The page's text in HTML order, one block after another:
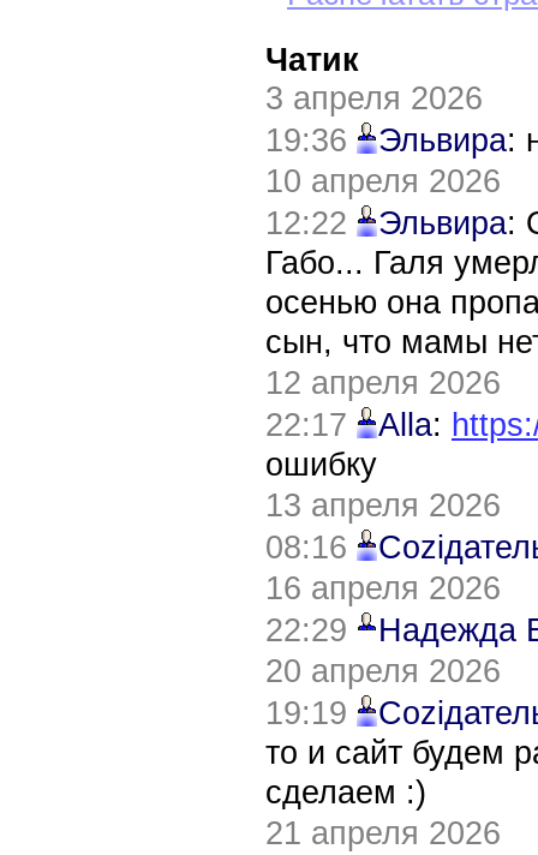
Чатик
3 апреля 2026
19:36
Эльвира:
10 апреля 2026
12:22
Эльвира:
Габо... Галя
осенью она
сын, что мамы
12 апреля 2026
22:17
Alla:
ошибку
13 апреля 2026
08:16
16 апреля 2026
22:29
Надежда
20 апреля 2026
19:19
то и сайт будем
сделаем :)
21 апреля 2026